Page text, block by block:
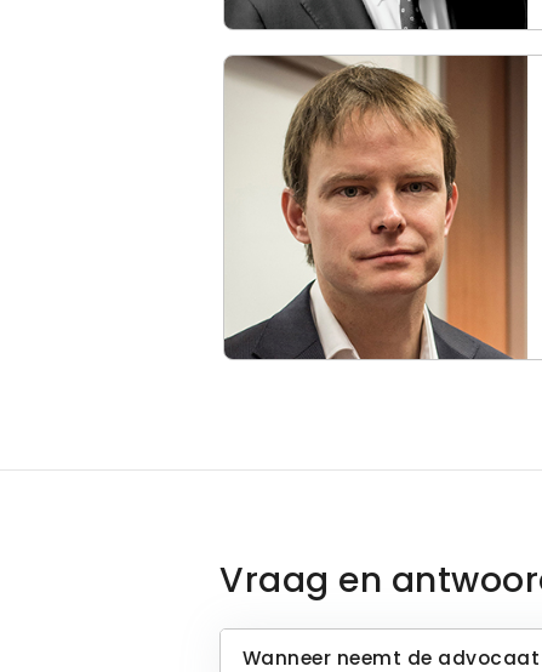
Vraag en
Wanneer neemt de